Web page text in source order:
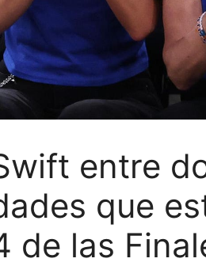
entre
que
de las